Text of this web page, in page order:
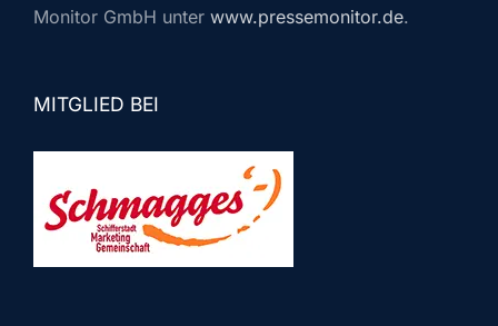
Monitor GmbH unter www.pressemonitor.de.
MITGLIED BEI